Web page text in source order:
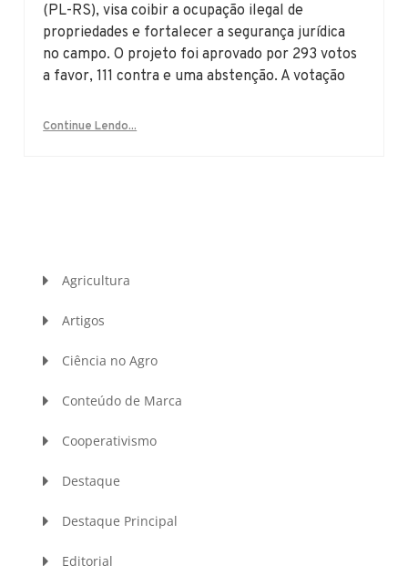
(PL-RS), visa coibir a ocupação ilegal de
propriedades e fortalecer a segurança jurídica
no campo. O projeto foi aprovado por 293 votos
a favor, 111 contra e uma abstenção. A votação
Continue Lendo...
Agricultura
Artigos
Ciência no Agro
Conteúdo de Marca
Cooperativismo
Destaque
Destaque Principal
Editorial